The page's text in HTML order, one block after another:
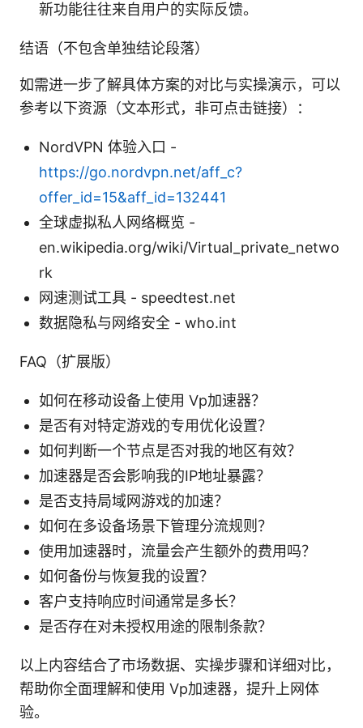
新功能往往来自用户的实际反馈。
结语（不包含单独结论段落）
如需进一步了解具体方案的对比与实操演示，可以
参考以下资源（文本形式，非可点击链接）：
NordVPN 体验入口 -
https://go.nordvpn.net/aff_c?
offer_id=15&aff_id=132441
全球虚拟私人网络概览 -
en.wikipedia.org/wiki/Virtual_private_netwo
rk
网速测试工具 - speedtest.net
数据隐私与网络安全 - who.int
FAQ（扩展版）
如何在移动设备上使用 Vp加速器？
是否有对特定游戏的专用优化设置？
如何判断一个节点是否对我的地区有效？
加速器是否会影响我的IP地址暴露？
是否支持局域网游戏的加速？
如何在多设备场景下管理分流规则？
使用加速器时，流量会产生额外的费用吗？
如何备份与恢复我的设置？
客户支持响应时间通常是多长？
是否存在对未授权用途的限制条款？
以上内容结合了市场数据、实操步骤和详细对比，
帮助你全面理解和使用 Vp加速器，提升上网体
验。